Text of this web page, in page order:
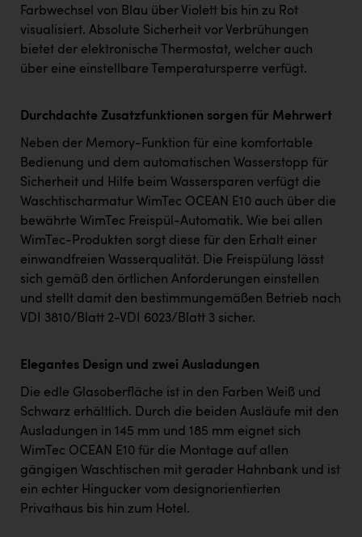
Farbwechsel von Blau über Violett bis hin zu Rot
visualisiert. Absolute Sicherheit vor Verbrühungen
bietet der elektronische Thermostat, welcher auch
über eine einstellbare Temperatursperre verfügt.
Durchdachte Zusatzfunktionen sorgen für Mehrwert
Neben der Memory-Funktion für eine komfortable
Bedienung und dem automatischen Wasserstopp für
Sicherheit und Hilfe beim Wassersparen verfügt die
Waschtischarmatur WimTec OCEAN E10 auch über die
bewährte WimTec Freispül-Automatik. Wie bei allen
WimTec-Produkten sorgt diese für den Erhalt einer
einwandfreien Wasserqualität. Die Freispülung lässt
sich gemäß den örtlichen Anforderungen einstellen
und stellt damit den bestimmungemäßen Betrieb nach
VDI 3810/Blatt 2-VDI 6023/Blatt 3 sicher.
Elegantes Design und zwei Ausladungen
Die edle Glasoberfläche ist in den Farben Weiß und
Schwarz erhältlich. Durch die beiden Ausläufe mit den
Ausladungen in 145 mm und 185 mm eignet sich
WimTec OCEAN E10 für die Montage auf allen
gängigen Waschtischen mit gerader Hahnbank und ist
ein echter Hingucker vom designorientierten
Privathaus bis hin zum Hotel.